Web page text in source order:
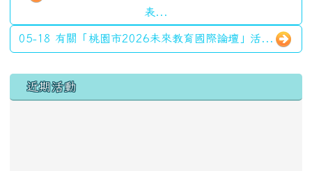
表...
05-18 有關「桃園市2026未來教育國際論壇」活...
左邊區域內容
近期活動